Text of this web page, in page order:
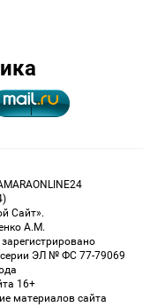
Сайт».
А.М.
ЭЛ № ФС 77-79069
16+
материалов сайта